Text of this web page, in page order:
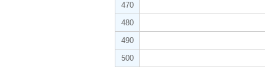
470
480
490
500